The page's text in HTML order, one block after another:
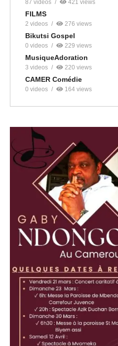
87 videos 421 views
FILMS
2 videos 276 views
Bikutsi Gospel
0 videos 229 views
MusiqueAdoration
3 videos 220 views
CAMER Comédie
0 videos 164 views